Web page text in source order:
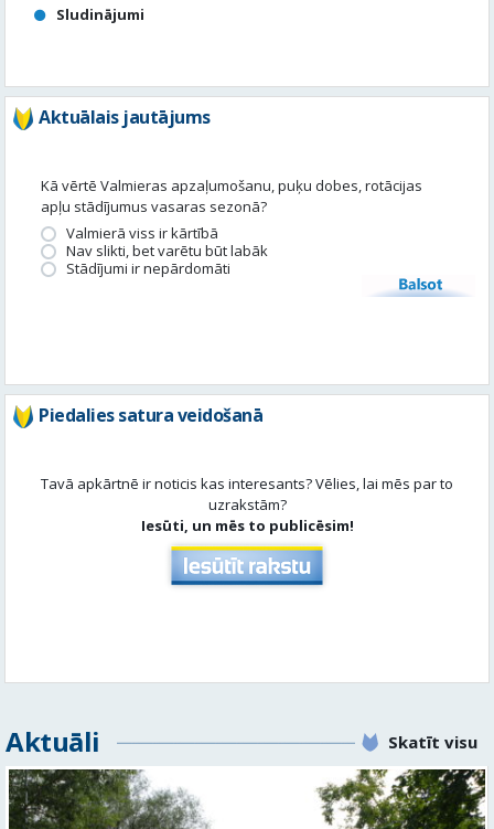
Sludinājumi
Aktuālais jautājums
Kā vērtē Valmieras apzaļumošanu, puķu dobes, rotācijas
apļu stādījumus vasaras sezonā?
Valmierā viss ir kārtībā
Nav slikti, bet varētu būt labāk
Stādījumi ir nepārdomāti
Balsot
Piedalies satura veidošanā
Tavā apkārtnē ir noticis kas interesants? Vēlies, lai mēs par to
uzrakstām?
Iesūti, un mēs to publicēsim!
Aktuāli Skatīt visu